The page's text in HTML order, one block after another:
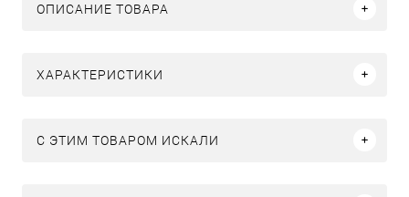
ОПИСАНИЕ ТОВАРА
ХАРАКТЕРИСТИКИ
C ЭТИМ ТОВАРОМ ИСКАЛИ